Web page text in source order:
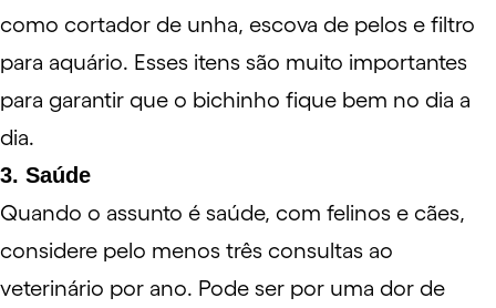
como cortador de unha, escova de pelos e filtro
para aquário. Esses itens são muito importantes
para garantir que o bichinho fique bem no dia a
dia.
3. Saúde
Quando o assunto é saúde, com felinos e cães,
considere pelo menos três consultas ao
veterinário por ano. Pode ser por uma dor de